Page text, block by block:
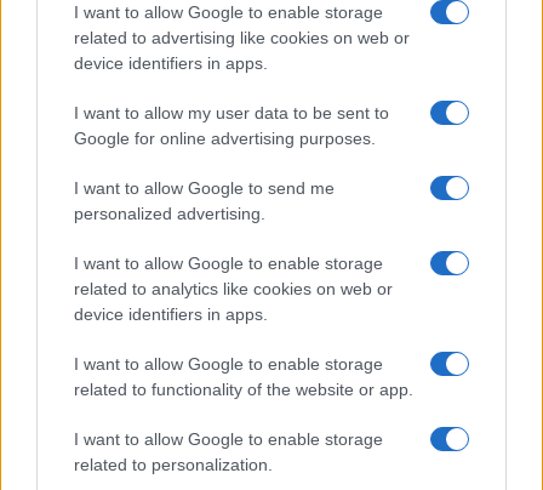
I want to allow Google to enable storage
related to advertising like cookies on web or
device identifiers in apps.
I want to allow my user data to be sent to
Google for online advertising purposes.
I want to allow Google to send me
personalized advertising.
I want to allow Google to enable storage
related to analytics like cookies on web or
device identifiers in apps.
I want to allow Google to enable storage
related to functionality of the website or app.
I want to allow Google to enable storage
related to personalization.
Notizie in tempo reale?
Entra nel canale telegram di
Ricevi le nostre ultime news
daGoogle News
Condividi l'articolo